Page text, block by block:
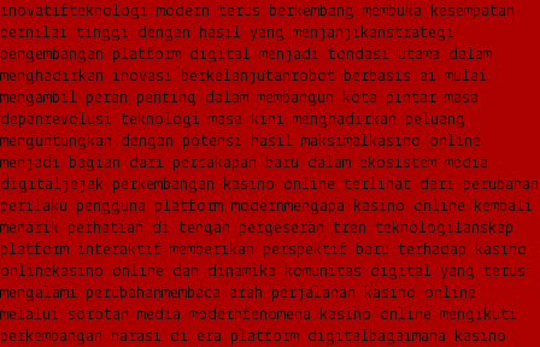
inovatifteknologi modern terus berkembang membuka kesempatan
bernilai tinggi dengan hasil yang menjanjikanstrategi
pengembangan platform digital menjadi fondasi utama dalam
menghadirkan inovasi berkelanjutanrobot berbasis ai mulai
mengambil peran penting dalam membangun kota pintar masa
depanrevolusi teknologi masa kini menghadirkan peluang
menguntungkan dengan potensi hasil maksimal kasino online
menjadi bagian dari percakapan baru dalam ekosistem media
digitaljejak perkembangan kasino online terlihat dari perubahan
perilaku pengguna platform modernmengapa kasino online kembali
menarik perhatian di tengah pergeseran tren teknologilanskap
platform interaktif memberikan perspektif baru terhadap kasino
online kasino online dan dinamika komunitas digital yang terus
mengalami perubahanmembaca arah perjalanan kasino online
melalui sorotan media modernfenomena kasino online mengikuti
perkembangan narasi di era platform digital bagaimana kasino